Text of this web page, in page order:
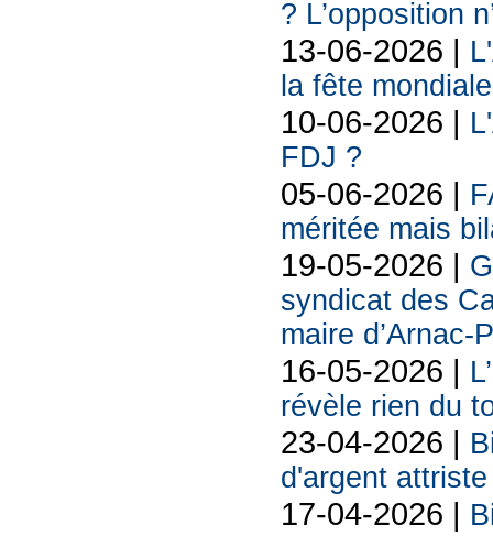
? L’opposition
13-06-2026 |
la fête
10-06-2026 |
FDJ ?
05-06-2026 |
méritée mais
19-05-2026 |
syndicat des
maire d’Arnac-
16-05-2026 |
révèle rien du
23-04-2026 |
d'argent
17-04-2026 |